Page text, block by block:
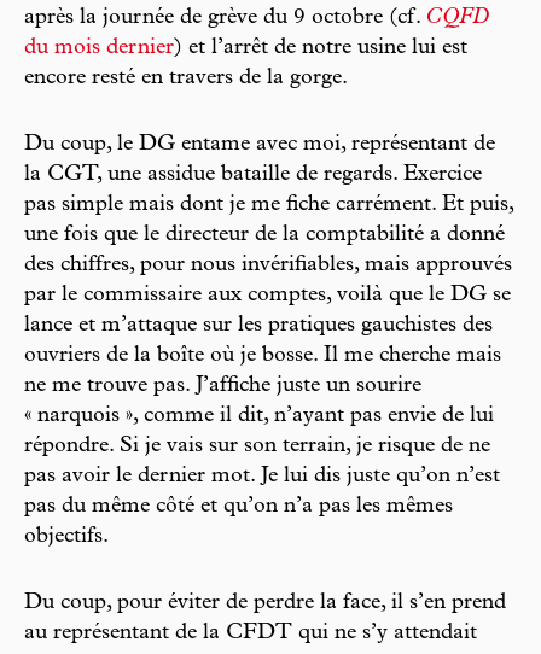
après la journée de grève du 9 octobre (cf. CQFD
du mois dernier) et l’arrêt de notre usine lui est
encore resté en travers de la gorge.
Du coup, le DG entame avec moi, représentant de
la CGT, une assidue bataille de regards. Exercice
pas simple mais dont je me fiche carrément. Et puis,
une fois que le directeur de la comptabilité a donné
des chiffres, pour nous invérifiables, mais approuvés
par le commissaire aux comptes, voilà que le DG se
lance et m’attaque sur les pratiques gauchistes des
ouvriers de la boîte où je bosse. Il me cherche mais
ne me trouve pas. J’affiche juste un sourire
« narquois », comme il dit, n’ayant pas envie de lui
répondre. Si je vais sur son terrain, je risque de ne
pas avoir le dernier mot. Je lui dis juste qu’on n’est
pas du même côté et qu’on n’a pas les mêmes
objectifs.
Du coup, pour éviter de perdre la face, il s’en prend
au représentant de la CFDT qui ne s’y attendait